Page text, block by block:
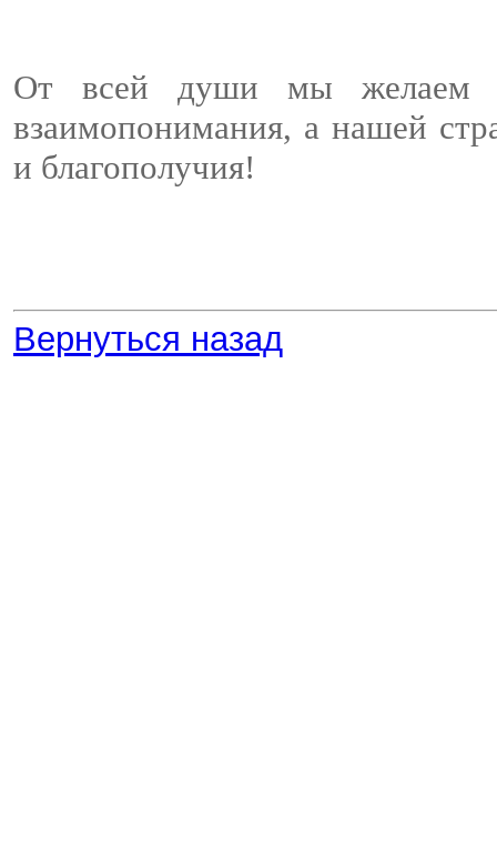
От всей души мы желаем
взаимопонимания, а нашей
и благополучия!
Вернуться назад